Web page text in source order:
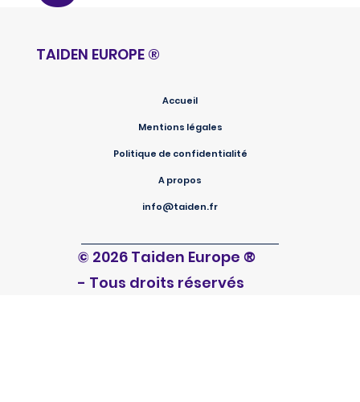
TAIDEN EUROPE ®
Accueil
Mentions légales
Politique de confidentialité
A propos
info@taiden.fr
© 2026 Taiden Europe®
- Tous droits réservés